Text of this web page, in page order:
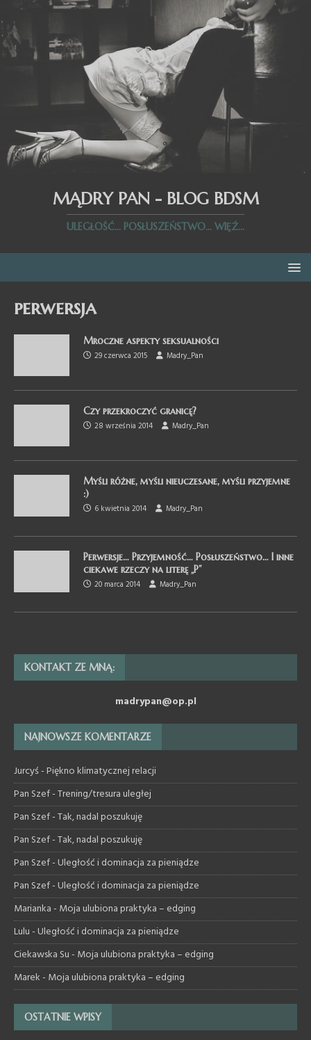
MĄDRY PAN - BLOG BDSM
ULEGŁOŚĆ... POSŁUSZEŃSTWO... WIĘŹ...
perwersja
Mroczne aspekty seksualności
29 czerwca 2015
Madry_Pan
Czy przekroczyć granicę?
28 września 2014
Madry_Pan
Myśli różne, myśli nieuczesane, myśli przyjemne
:)
6 kwietnia 2014
Madry_Pan
Perwersje… Przyjemność… Posłuszeństwo… I inne
ciekawe rzeczy na literę „P”
20 marca 2014
Madry_Pan
KONTAKT ZE MNĄ:
madrypan@op.pl
NAJNOWSZE KOMENTARZE
Jurcyś-Piękno klimatycznej relacji
Pan Szef-Trening/tresura uległej
Pan Szef-Tak, nadal poszukuję
Pan Szef-Tak, nadal poszukuję
Pan Szef-Uległość i dominacja za pieniądze
Pan Szef-Uległość i dominacja za pieniądze
Marianka- Moja ulubiona praktyka – edging
Lulu-Uległość i dominacja za pieniądze
Ciekawska Su- Moja ulubiona praktyka – edging
Marek- Moja ulubiona praktyka – edging
OSTATNIE WPISY